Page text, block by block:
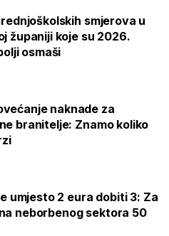
smjerova u
županiji koje su 2026.
osmaši
naknade za
branitelje: Znamo koliko
umjesto 2 eura dobiti 3: Za
neborbenog sektora 50